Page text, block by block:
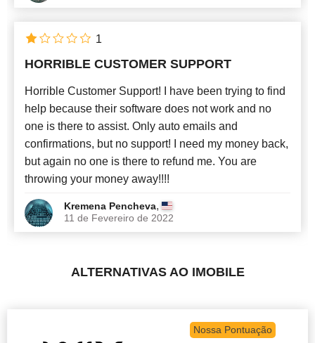
HORRIBLE CUSTOMER SUPPORT
Horrible Customer Support! I have been trying to find
help because their software does not work and no
one is there to assist. Only auto emails and
confirmations, but no support! I need my money back,
but again no one is there to refund me. You are
throwing your money away!!!!
Kremena Pencheva,
11 de Fevereiro de 2022
1
ALTERNATIVAS AO IMOBILE
Nossa Pontuação